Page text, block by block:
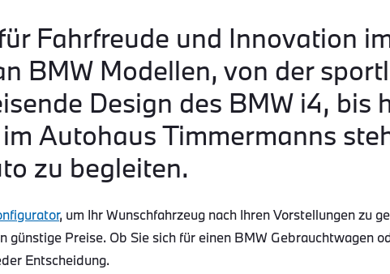
Fahrfreude und Innovation
BMW Modellen, von der
Design des BMW i4, bis
Autohaus Timmermanns
zu begleiten.
, um Ihr Wunschfahrzeug nach Ihren Vorstellungen zu
Preise. Ob Sie sich für einen BMW Gebrauchtwagen
Entscheidung.